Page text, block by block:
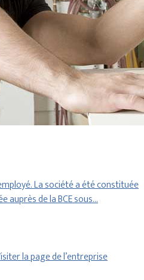
La société a été constituée
auprès de la BCE sous…
la page de l’entreprise